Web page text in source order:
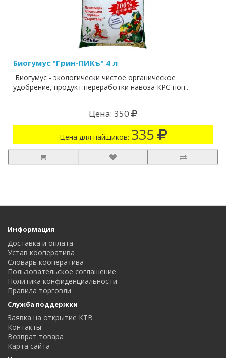
Биогумус "Грин-ПИКъ" 4 л
Биогумус - экологически чистое органическое
удобрение, продукт переработки навоза КРС поп..
Цена: 350
Цена для пайщиков: 335
Информация
Доставка и оплата
Устав кооператива
Словарь кооператива
Пользовательское соглашение
Политика конфиденциальности
Правила торговли
Служба поддержки
Заявка на открытие КТВ
Контакты
Возврат товара
Карта сайта